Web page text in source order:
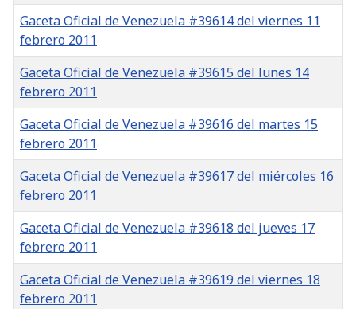
Gaceta Oficial de Venezuela #39614 del viernes 11
febrero 2011
Gaceta Oficial de Venezuela #39615 del lunes 14
febrero 2011
Gaceta Oficial de Venezuela #39616 del martes 15
febrero 2011
Gaceta Oficial de Venezuela #39617 del miércoles 16
febrero 2011
Gaceta Oficial de Venezuela #39618 del jueves 17
febrero 2011
Gaceta Oficial de Venezuela #39619 del viernes 18
febrero 2011